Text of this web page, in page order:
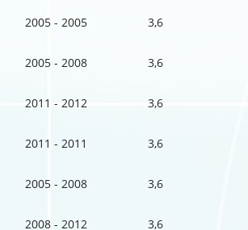
2005 - 2005 3,6
2005 - 2008 3,6
2011 - 2012 3,6
2011 - 2011 3,6
2005 - 2008 3,6
2008 - 2012 3,6